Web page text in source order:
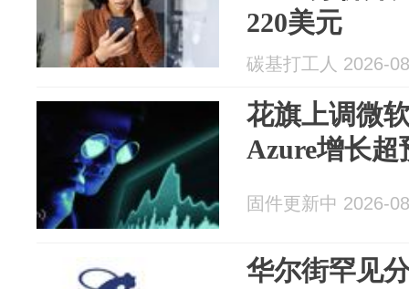
220美元
碳基打工人 2026-
花旗上调微
Azure增长
固件更新中 2026-
华尔街罕见